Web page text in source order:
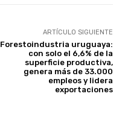
ARTÍCULO SIGUIENTE
Forestoindustria uruguaya:
con solo el 6,6% de la
superficie productiva,
genera más de 33.000
empleos y lidera
exportaciones